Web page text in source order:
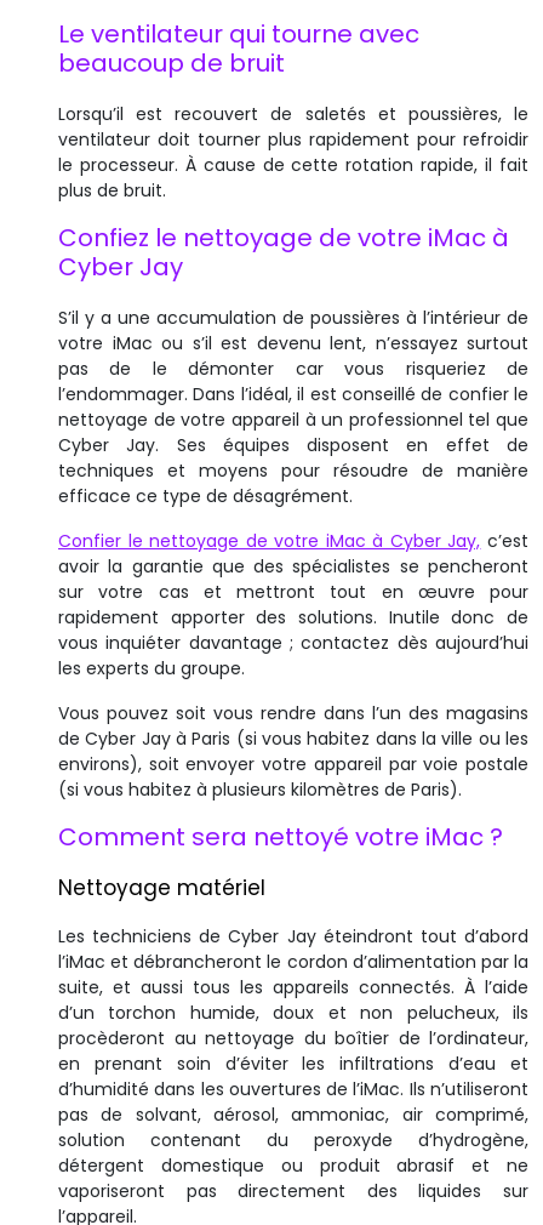
Le ventilateur qui tourne avec
beaucoup de bruit
Lorsqu’il est recouvert de saletés et poussières, le
ventilateur doit tourner plus rapidement pour refroidir
le processeur. À cause de cette rotation rapide, il fait
plus de bruit.
Confiez le nettoyage de votre iMac à
Cyber Jay
S’il y a une accumulation de poussières à l’intérieur de
votre iMac ou s’il est devenu lent, n’essayez surtout
pas de le démonter car vous risqueriez de
l’endommager. Dans l’idéal, il est conseillé de confier le
nettoyage de votre appareil à un professionnel tel que
Cyber Jay. Ses équipes disposent en effet de
techniques et moyens pour résoudre de manière
efficace ce type de désagrément.
Confier le nettoyage de votre iMac à Cyber Jay, c’est
avoir la garantie que des spécialistes se pencheront
sur votre cas et mettront tout en œuvre pour
rapidement apporter des solutions. Inutile donc de
vous inquiéter davantage ; contactez dès aujourd’hui
les experts du groupe.
Vous pouvez soit vous rendre dans l’un des magasins
de Cyber Jay à Paris (si vous habitez dans la ville ou les
environs), soit envoyer votre appareil par voie postale
(si vous habitez à plusieurs kilomètres de Paris).
Comment sera nettoyé votre iMac ?
Nettoyage matériel
Les techniciens de Cyber Jay éteindront tout d’abord
l’iMac et débrancheront le cordon d’alimentation par la
suite, et aussi tous les appareils connectés. À l’aide
d’un torchon humide, doux et non pelucheux, ils
procèderont au nettoyage du boîtier de l’ordinateur,
en prenant soin d’éviter les infiltrations d’eau et
d’humidité dans les ouvertures de l’iMac. Ils n’utiliseront
pas de solvant, aérosol, ammoniac, air comprimé,
solution contenant du peroxyde d’hydrogène,
détergent domestique ou produit abrasif et ne
vaporiseront pas directement des liquides sur
l’appareil.